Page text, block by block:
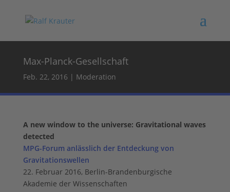
Max-Planck-Gesellschaft
Feb. 22, 2016 | Moderation
A new window to the universe: Gravitational waves
detected
MPG-Forum anlässlich der Entdeckung von
Gravitationswellen
22. Februar 2016, Berlin-Brandenburgische
Akademie der Wissenschaften